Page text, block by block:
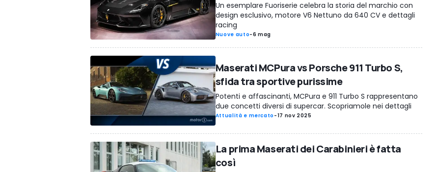
Un esemplare Fuoriserie celebra la storia del marchio con
design esclusivo, motore V6 Nettuno da 640 CV e dettagli
racing
Nuove auto-6 mag
Maserati MCPura vs Porsche 911 Turbo S,
sfida tra sportive purissime
Potenti e affascinanti, MCPura e 911 Turbo S rappresentano
due concetti diversi di supercar. Scopriamole nei dettagli
Attualità e mercato -17 nov 2025
La prima Maserati dei Carabinieri è fatta
così